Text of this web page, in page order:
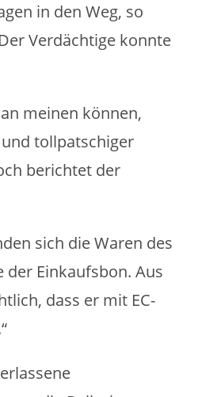
in den Weg, so
Verdächtige konnte
meinen können,
tollpatschiger
berichtet der
sich die Waren des
der Einkaufsbon. Aus
dass er mit EC-